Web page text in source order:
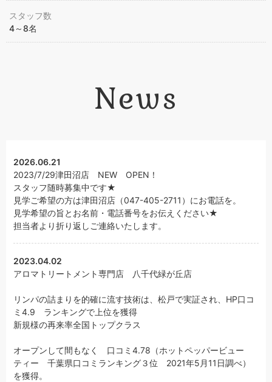
スタッフ数
4～8名
News
2026.06.21
2023/7/29津田沼店 NEW OPEN！
スタッフ随時募集中です★
見学ご希望の方は津田沼店（047-405-2711）にお電話を。
見学希望の旨とお名前・電話番号をお伝えください★
担当者より折り返しご連絡いたします。
2023.04.02
アロマトリートメント専門店 八千代緑が丘店
リンパの詰まりを的確に流す技術は、松戸で実証され、HP口コ
ミ4.9 ランキングで上位を獲得
新規様の再来率全国トップクラス
オープンして間もなく 口コミ4.78（ホットペッパービュー
ティー 千葉県口コミランキング３位 2021年5月11日調べ）
を獲得。